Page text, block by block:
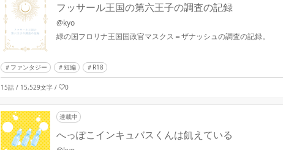
フッサール王国の第六王子の調査の記録
@kyo
緑の国フロリナ王国国政官マスクス＝ザナッシュの調査の記録。
ファンタジー 短編 R18
15話 / 15,529文字/ 0
連載中
へっぽこインキュバスくんは飢えている